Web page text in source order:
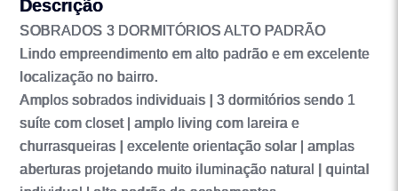
Descrição
SOBRADOS 3 DORMITÓRIOS ALTO PADRÃO
Lindo empreendimento em alto padrão e em excelente
localização no bairro.
Amplos sobrados individuais | 3 dormitórios sendo 1
suíte com closet | amplo living com lareira e
churrasqueiras | excelente orientação solar | amplas
aberturas projetando muito iluminação natural | quintal